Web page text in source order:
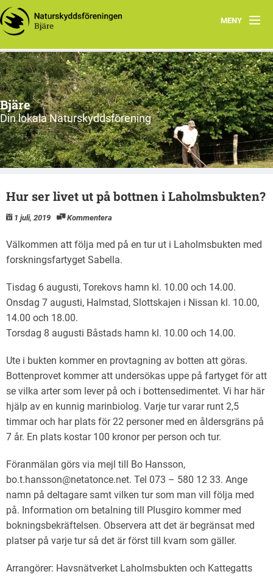
MENY
Hem
Om oss
Styrelsen
Program
Vad vi gör!
Bjäre
Din lokala Naturskyddsförening
Hur ser livet ut på bottnen i Laholmsbukten?
1 juli, 2019 Kommentera
Välkommen att följa med på en tur ut i Laholmsbukten med
forskningsfartyget Sabella.
Tisdag 6 augusti, Torekovs hamn kl. 10.00 och 14.00.
Onsdag 7 augusti, Halmstad, Slottskajen i Nissan kl. 10.00,
14.00 och 18.00.
Torsdag 8 augusti Båstads hamn kl. 10.00 och 14.00.
Ute i bukten kommer en provtagning av botten att göras.
Bottenprovet kommer att undersökas uppe på fartyget för att
se vilka arter som lever på och i bottensedimentet. Vi har här
hjälp av en kunnig marinbiolog. Varje tur varar runt 2,5
timmar och har plats för 22 personer med en åldersgräns på
7 år. En plats kostar 100 kronor per person och tur.
Föranmälan görs via mejl till Bo Hansson,
bo.t.hansson@netatonce.net. Tel 073 – 580 12 33. Ange
namn på deltagare samt vilken tur som man vill följa med
på. Information om betalning till Plusgiro kommer med
bokningsbekräftelsen. Observera att det är begränsat med
platser på varje tur så det är först till kvarn som gäller.
Arrangörer: Havsnätverket Laholmsbukten och Kattegatts